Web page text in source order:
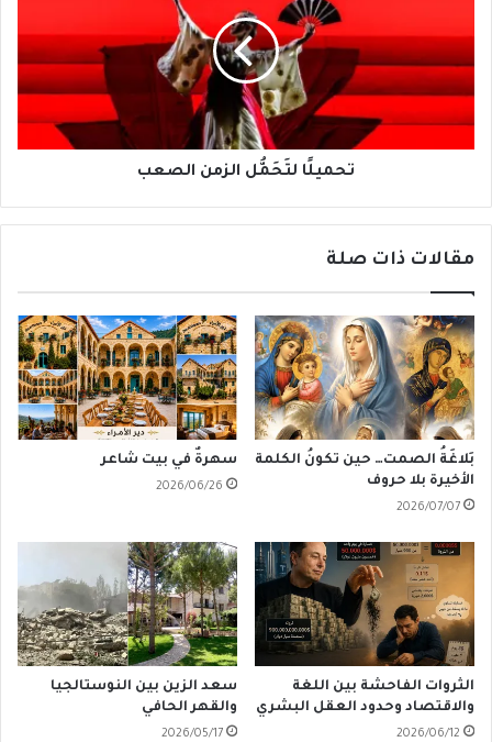
تحميلًا لتَحَمُّل الزمن الصعب
مقالات ذات صلة
بَلاغَةُ الصمت… حين تكونُ الكلمة
الأخيرة بلا حروف
2026/07/07
سهرةٌ في بيت شاعر
2026/06/26
الثروات الفاحشة بين اللغة
والاقتصاد وحدود العقل البشري
2026/06/12
سعد الزين بين النوستالجيا
والقهر الحافي
2026/05/17